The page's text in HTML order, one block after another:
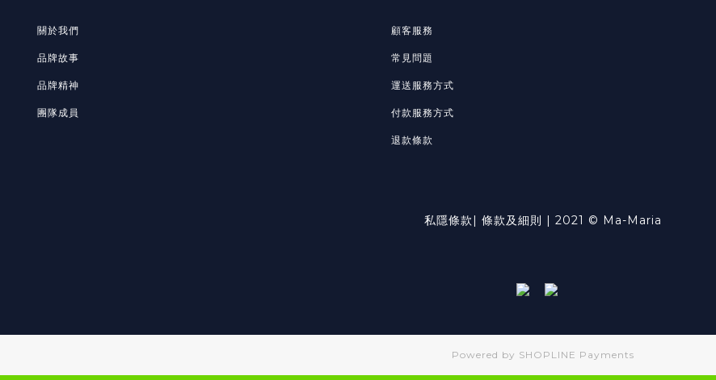
關於我們
品牌故事
品牌精神
團隊成員
顧客服務
常見問題
運送服務方式
付款服務方式
退款條款
私隱條款 條款及細則 | 2021 © Ma-Maria
Powered by SHOPLINE Payments